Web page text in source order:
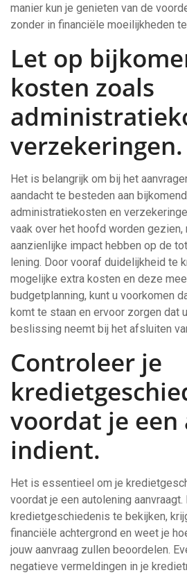
manier kun je genieten van de
zonder in financiële moeilijkheden
Let op
kosten zoals
verzekeringen.
Het is belangrijk om bij het
aandacht te besteden aan
administratiekosten en
vaak over het hoofd worden gezien,
aanzienlijke impact hebben op de
lening. Door vooraf duidelijkheid te
mogelijke extra kosten en deze
budgetplanning, kunt u voorkomen
komt te staan en ervoor zorgen dat
beslissing neemt bij het afsluiten
Controleer je
voordat je een
indient.
Het is essentieel om je
voordat je een autolening aanvraagt.
kredietgeschiedenis te bekijken,
financiële achtergrond en weet je
jouw aanvraag zullen beoordelen.
negatieve vermeldingen in je